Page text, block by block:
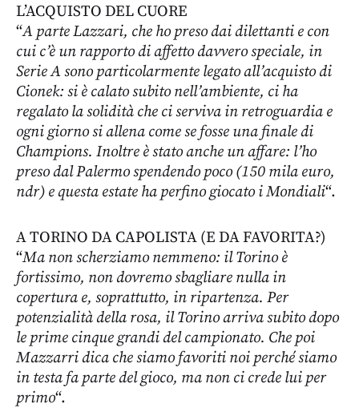
L’ACQUISTO DEL CUORE
“A parte Lazzari, che ho preso dai dilettanti e con
cui c’è un rapporto di affetto davvero speciale, in
Serie A sono particolarmente legato all’acquisto di
Cionek: si è calato subito nell’ambiente, ci ha
regalato la solidità che ci serviva in retroguardia e
ogni giorno si allena come se fosse una finale di
Champions. Inoltre è stato anche un affare: l’ho
preso dal Palermo spendendo poco (150 mila euro,
ndr) e questa estate ha perfino giocato i Mondiali“.
A TORINO DA CAPOLISTA (E DA FAVORITA?)
“Ma non scherziamo nemmeno: il Torino è
fortissimo, non dovremo sbagliare nulla in
copertura e, soprattutto, in ripartenza. Per
potenzialità della rosa, il Torino arriva subito dopo
le prime cinque grandi del campionato. Che poi
Mazzarri dica che siamo favoriti noi perché siamo
in testa fa parte del gioco, ma non ci crede lui per
primo“.